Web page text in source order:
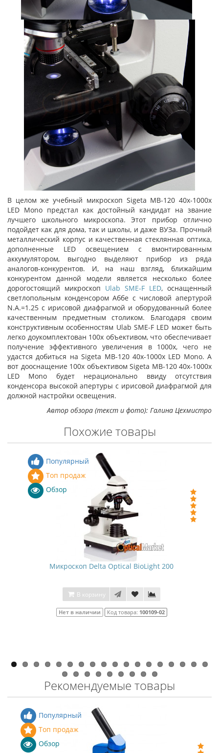
В целом же учебный микроскоп Sigeta MB-120 40x-1000x
LED Mono предстал как достойный кандидат на звание
лучшего школьного микроскопа. Этот прибор отлично
подойдет как для дома, так и школы, и даже ВУЗа. Прочный
металлический корпус и качественная стеклянная оптика,
дополненные LED освещением с вмонтированным
аккумулятором, выгодно выделяют прибор из ряда
аналогов-конкурентов. И, на наш взгляд, ближайшим
конкурентом данной модели является несколько более
дорогостоящий микроскоп Ulab SME-F LED, оснащенный
светлопольным конденсором Аббе с числовой апертурой
N.A.=1.25 с ирисовой диафрагмой и оборудованный более
качественным предметным столиком. Благодаря своим
конструктивным особенностям Ulab SME-F LED может быть
легко доукомплектован 100х объективом, что обеспечивает
получение эффективного увеличения в 1000х, чего не
удастся добиться на Sigeta MB-120 40x-1000x LED Mono. А
вот дооснащение 100х объективом Sigeta MB-120 40x-1000x
LED Mono будет нерационально ввиду отсутствия
конденсора высокой апертуры с ирисовой диафрагмой для
должной настройки освещения.
Автор обзора (текст и фото): Галина Цехмистро
Похожие товары
Популярный
Топ продаж
Обзор
Микроскоп Delta Optical BioLight 200
В корзину
Нет в наличии Код товара: 100109-02
Рекомендуемые товары
Популярный
Топ продаж
Обзор